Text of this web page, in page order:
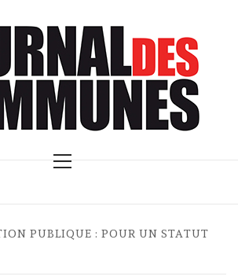
PUBLIQUE : POUR UN STATUT